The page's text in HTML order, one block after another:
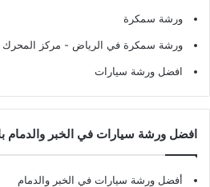
ورشة سمكرة
ورشة سمكرة في الرياض - مركز المحرك
افضل ورشة سيارات
افضل ورشة سيارات في الخبر والدمام
أفضل ورشة سيارات في الخبر والدمام